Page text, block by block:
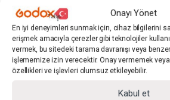
Onayı Yönet
En iyi deneyimleri sunmak için, cihaz bilgilerini
erişmek amacıyla çerezler gibi teknolojiler
vermek, bu sitedeki tarama davranışı veya
işlememize izin verecektir. Onay vermemek
özellikleri ve işlevleri olumsuz etkileyebilir.
Kabul et